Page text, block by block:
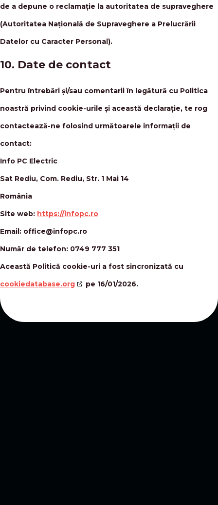
de a depune o reclamație la autoritatea de supraveghere
(Autoritatea Națională de Supraveghere a Prelucrării
Datelor cu Caracter Personal).
10. Date de contact
Pentru întrebări și/sau comentarii în legătură cu Politica
noastră privind cookie-urile și această declarație, te rog
contactează-ne folosind următoarele informații de
contact:
Info PC Electric
Sat Rediu, Com. Rediu, Str. 1 Mai 14
România
Site web: https://infopc.ro
Email: office@infopc.ro
Număr de telefon: 0749 777 351
Această Politică cookie-uri a fost sincronizată cu
cookiedatabase.org
pe 16/01/2026.